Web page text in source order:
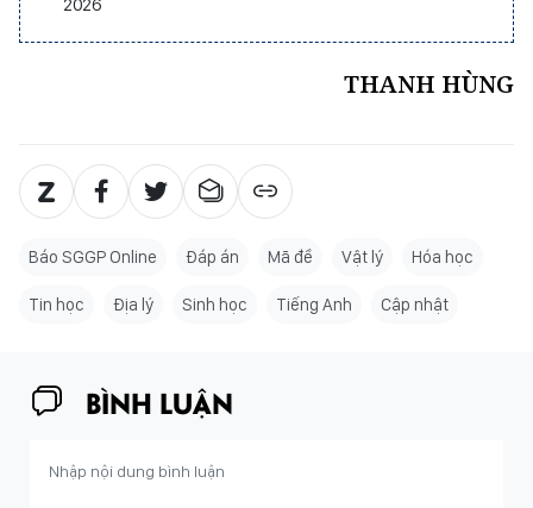
2026
THANH HÙNG
Báo SGGP Online Đáp án Mã đề Vật lý Hóa học
Tin học Địa lý Sinh học Tiếng Anh Cập nhật
BÌNH LUẬN